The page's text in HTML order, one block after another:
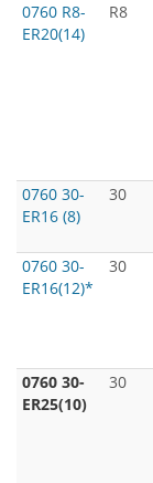
0760 R8-
ER20(14)
R8
0760 30-
ER16 (8)
30
0760 30-
ER16(12)*
30
0760 30-
ER25(10)
30